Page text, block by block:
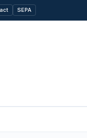
SEPA